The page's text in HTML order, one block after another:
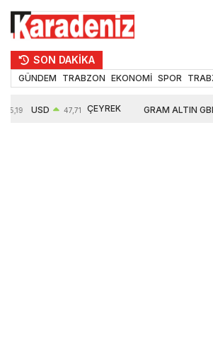
SON DAKİKA
GÜNDEM TRABZON EKONOMİ SPOR
55,19 USD 47,71 ÇEYREK GRAM ALTIN